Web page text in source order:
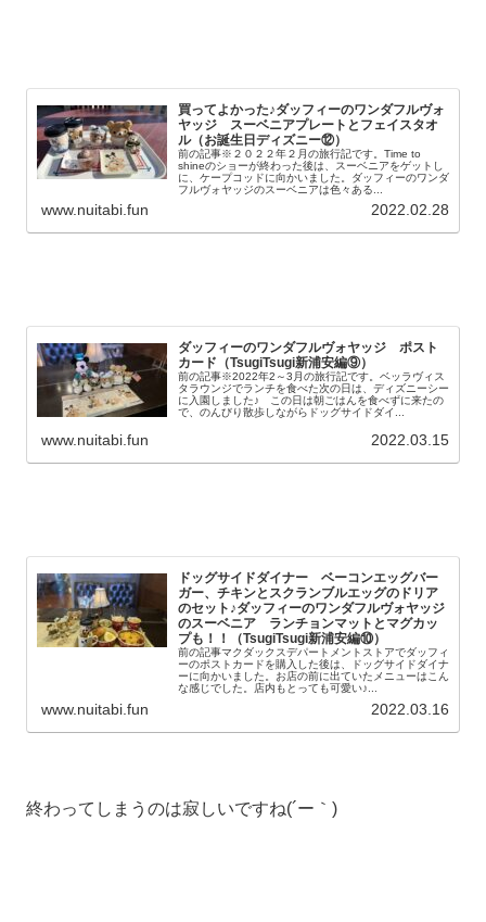
買ってよかった♪ダッフィーのワンダフルヴォ
ヤッジ スーベニアプレートとフェイスタオ
ル（お誕生日ディズニー⑫）
前の記事※２０２２年２月の旅行記です。Time to
shineのショーが終わった後は、スーベニアをゲットし
に、ケープコッドに向かいました。ダッフィーのワンダ
フルヴォヤッジのスーベニアは色々ある...
www.nuitabi.fun 2022.02.28
ダッフィーのワンダフルヴォヤッジ ポスト
カード（TsugiTsugi新浦安編⑨）
前の記事※2022年2～3月の旅行記です。ベッラヴィス
タラウンジでランチを食べた次の日は、ディズニーシー
に入園しました♪ この日は朝ごはんを食べずに来たの
で、のんびり散歩しながらドッグサイドダイ...
www.nuitabi.fun 2022.03.15
ドッグサイドダイナー ベーコンエッグバー
ガー、チキンとスクランブルエッグのドリア
のセット♪ダッフィーのワンダフルヴォヤッジ
のスーベニア ランチョンマットとマグカッ
プも！！（TsugiTsugi新浦安編⑩）
前の記事マクダックスデパートメントストアでダッフィ
ーのポストカードを購入した後は、ドッグサイドダイナ
ーに向かいました。お店の前に出ていたメニューはこん
な感じでした。店内もとっても可愛い♪...
www.nuitabi.fun 2022.03.16
終わってしまうのは寂しいですね(´ー｀)